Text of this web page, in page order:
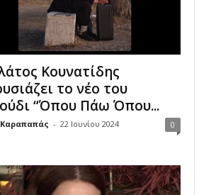
Κουνατίδης
το νέο του
“Όπου Πάω Όπου...
- 22 Ιουνίου 2024 0